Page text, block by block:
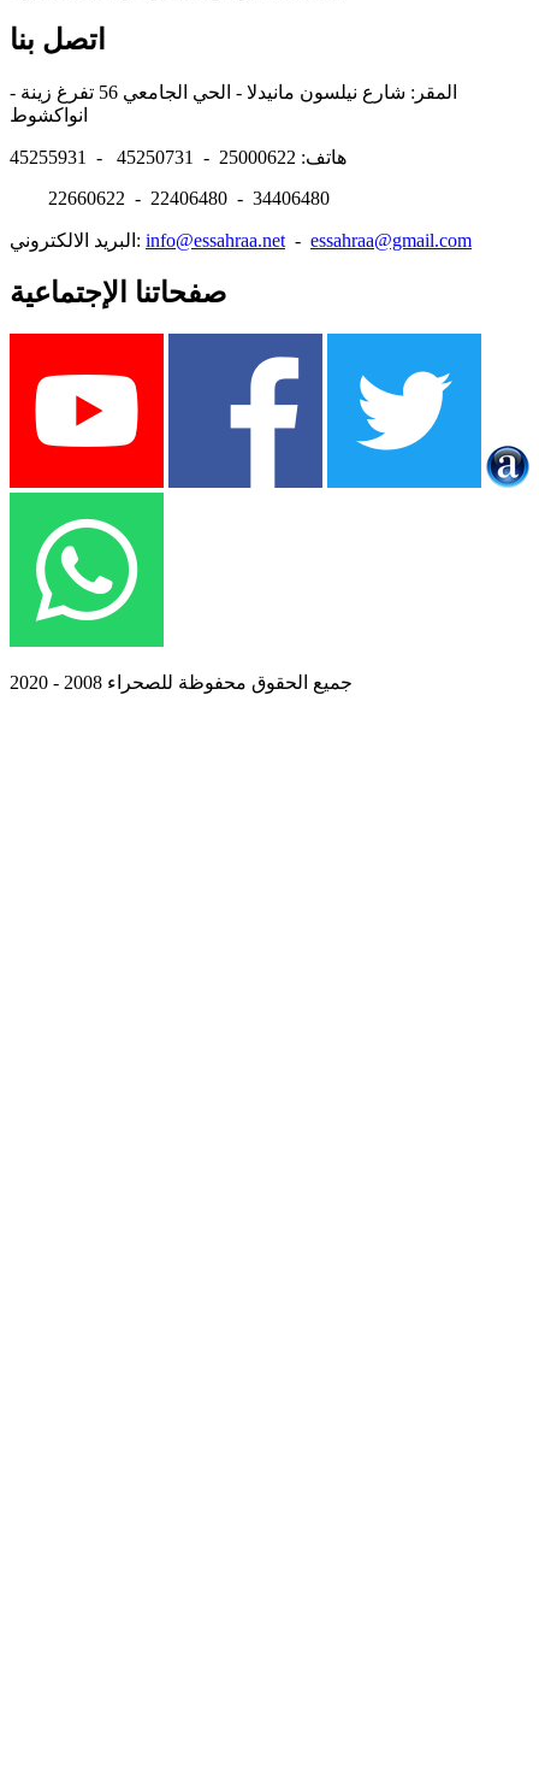
اتصل بنا
المقر: شارع نيلسون مانيدلا - الحي الجامعي 56 تفرغ زينة -
هاتف: 25000622 - 45250731 - 45255931
22660622 - 22406480 - 34406480
البريد الالكتروني: info@essahraa.net - essahraa@gmail.com
صفحاتنا الإجتماعية
جميع الحقوق محفوظة للصحراء 2008 - 2020